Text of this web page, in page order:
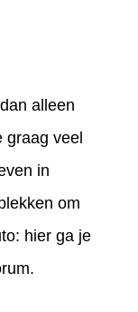
alleen
graag veel
in
om
hier ga je